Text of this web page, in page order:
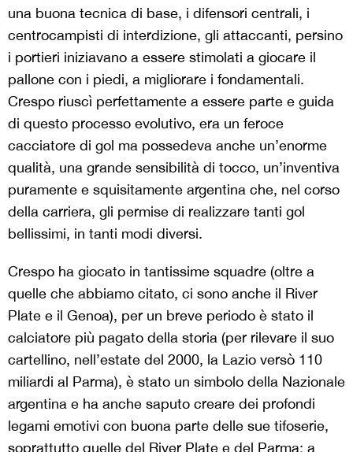
una buona tecnica di base, i difensori centrali, i
centrocampisti di interdizione, gli attaccanti, persino
i portieri iniziavano a essere stimolati a giocare il
pallone con i piedi, a migliorare i fondamentali.
Crespo riuscì perfettamente a essere parte e guida
di questo processo evolutivo, era un feroce
cacciatore di gol ma possedeva anche un’enorme
qualità, una grande sensibilità di tocco, un’inventiva
puramente e squisitamente argentina che, nel corso
della carriera, gli permise di realizzare tanti gol
bellissimi, in tanti modi diversi.
Crespo ha giocato in tantissime squadre (oltre a
quelle che abbiamo citato, ci sono anche il River
Plate e il Genoa), per un breve periodo è stato il
calciatore più pagato della storia (per rilevare il suo
cartellino, nell’estate del 2000, la Lazio versò 110
miliardi al Parma), è stato un simbolo della Nazionale
argentina e ha anche saputo creare dei profondi
legami emotivi con buona parte delle sue tifoserie,
soprattutto quelle del River Plate e del Parma; a